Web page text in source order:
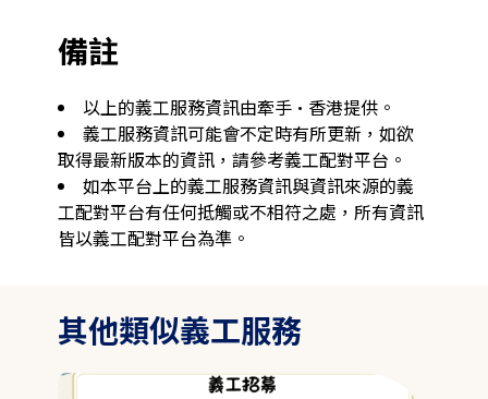
備註
以上的義工服務資訊由牽手·香港提供。
義工服務資訊可能會不定時有所更新，如欲
取得最新版本的資訊，請參考義工配對平台。
如本平台上的義工服務資訊與資訊來源的義
工配對平台有任何抵觸或不相符之處，所有資訊
皆以義工配對平台為準。
其他類似義工服務